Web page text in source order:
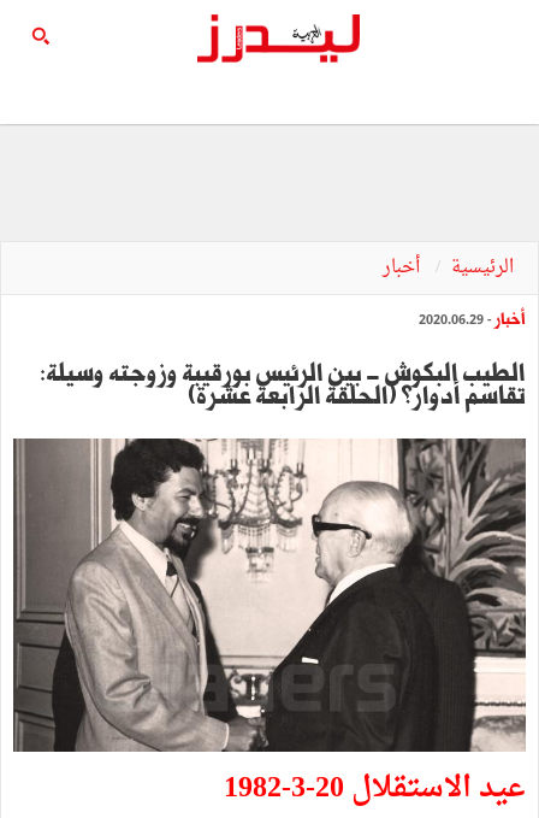
الرئيسية أخبار
أخبار - 2020.06.29
الطيب البكوش - بين الرئيس بورقيبة وزوجته وسيلة:
تقاسم أدوار؟ (الحلقة الرابعة عشرة)
عيد الاستقلال 20-3-1982